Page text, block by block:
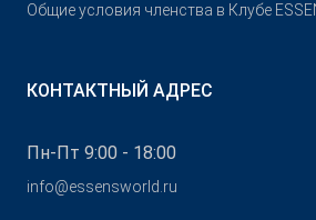
Общие условия членства в Клубе
КОНТАКТНЫЙ АДРЕС
Пн-Пт 9:00 - 18:00
info@essensworld.ru